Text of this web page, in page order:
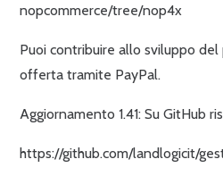
nopcommerce/tree/nop4x
Puoi contribuire allo sviluppo
offerta tramite PayPal.
Aggiornamento 1.41: Su GitHub
https://github.com/landlogicit/